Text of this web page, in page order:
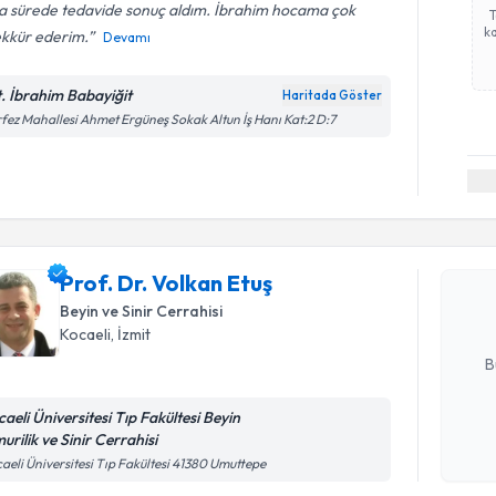
sürede tedavide sonuç aldım. İbrahim hocama çok
ederim.
Devamı
İbrahim Babayiğit Haritada Göster
Mahallesi Ahmet Ergüneş Sokak Altun İş Hanı Kat:2 D:7
Prof. Dr. Volkan Etuş
Beyin ve Sinir Cerrahisi
Kocaeli, İzmit
Üniversitesi Tıp Fakültesi Beyin
ve Sinir Cerrahisi
Üniversitesi Tıp Fakültesi 41380 Umuttepe
Prof. Dr.
bu